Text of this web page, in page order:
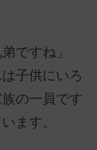
ですね」
子供にいろ
の一員です
ます。